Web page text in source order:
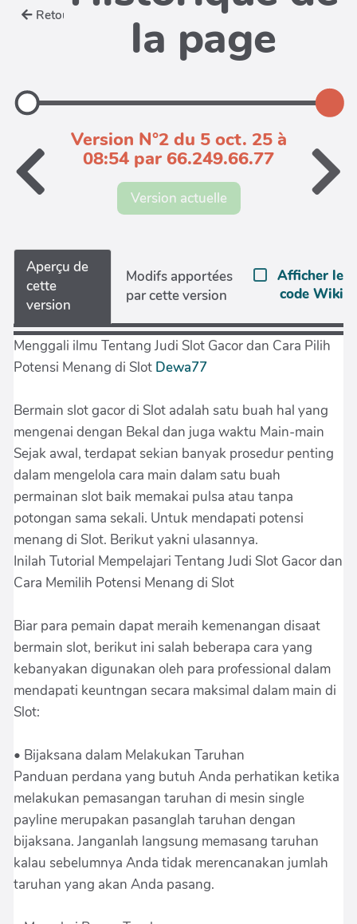
Retour la page
Version N°2 du 5 oct. 25 à
08:54 par 66.249.66.77
Version actuelle
Aperçu de
cette
version
Modifs apportées
par cette version
Afficher le
code Wiki